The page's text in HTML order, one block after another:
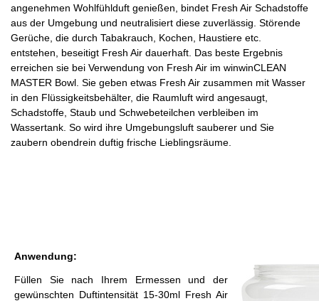
angenehmen Wohlfühlduft genießen, bindet Fresh Air Schadstoffe
aus der Umgebung und neutralisiert diese zuverlässig. Störende
Gerüche, die durch Tabakrauch, Kochen, Haustiere etc.
entstehen, beseitigt Fresh Air dauerhaft. Das beste Ergebnis
erreichen sie bei Verwendung von Fresh Air im winwinCLEAN
MASTER Bowl . Sie geben etwas Fresh Air zusammen mit Wasser
in den Flüssigkeitsbehälter, die Raumluft wird angesaugt,
Schadstoffe, Staub und Schwebeteilchen verbleiben im
Wassertank. So wird ihre Umgebungsluft sauberer und Sie
zaubern obendrein duftig frische Lieblingsräume.
Anwendung:
Füllen Sie nach Ihrem Ermessen und der
gewünschten Duftintensität 15-30ml Fresh Air